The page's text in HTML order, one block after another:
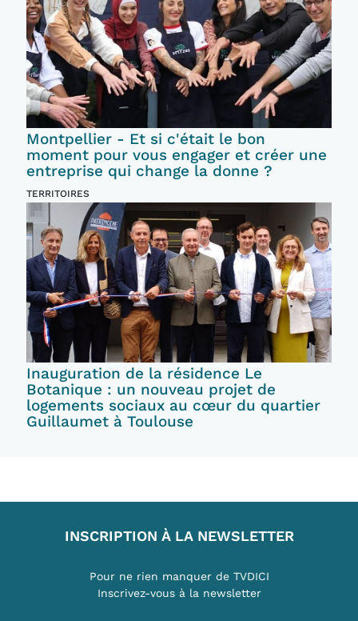
Montpellier - Et si c'était le bon
moment pour vous engager et créer une
entreprise qui change la donne ?
TERRITOIRES
Inauguration de la résidence Le
Botanique : un nouveau projet de
logements sociaux au cœur du quartier
Guillaumet à Toulouse
INSCRIPTION À LA NEWSLETTER
Pour ne rien manquer de TVDICI
Inscrivez-vous à la newsletter